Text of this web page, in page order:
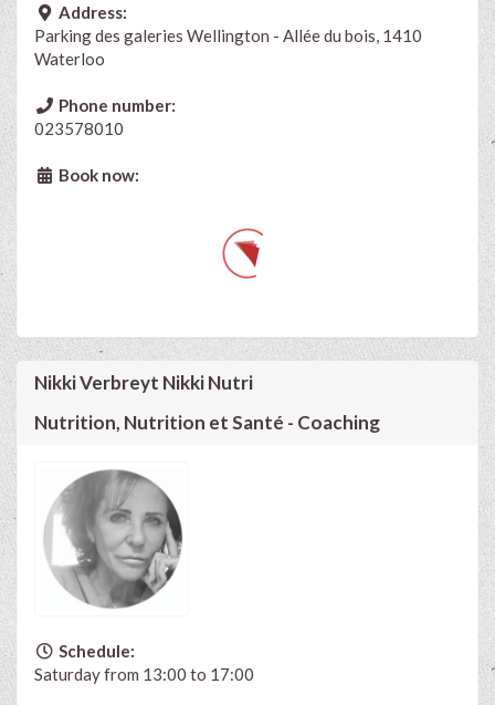
Address:
Parking des galeries Wellington - Allée du bois, 1410
Waterloo
Phone number:
023578010
Book now:
Nikki Verbreyt Nikki Nutri
Nutrition, Nutrition et Santé - Coaching
Schedule:
Saturday from 13:00 to 17:00